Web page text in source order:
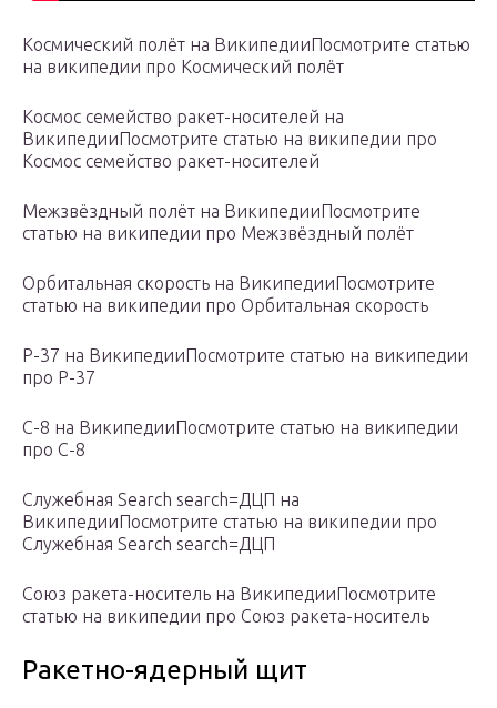
Космический полёт на ВикипедииПосмотрите статью
на википедии про Космический полёт
Космос семейство ракет-носителей на
ВикипедииПосмотрите статью на википедии про
Космос семейство ракет-носителей
Межзвёздный полёт на ВикипедииПосмотрите
статью на википедии про Межзвёздный полёт
Орбитальная скорость на ВикипедииПосмотрите
статью на википедии про Орбитальная скорость
Р-37 на ВикипедииПосмотрите статью на википедии
про Р-37
С-8 на ВикипедииПосмотрите статью на википедии
про С-8
Служебная Search search=ДЦП на
ВикипедииПосмотрите статью на википедии про
Служебная Search search=ДЦП
Союз ракета-носитель на ВикипедииПосмотрите
статью на википедии про Союз ракета-носитель
Ракетно-ядерный щит